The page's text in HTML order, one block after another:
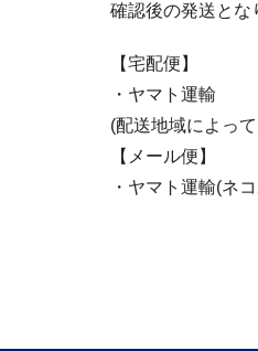
確認後の発送とな
【宅配便】
・ヤマト運輸
(配送地域によっ
【メール便】
・ヤマト運輸(ネ